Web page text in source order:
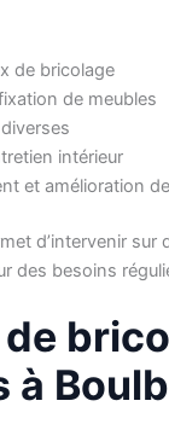
de bricolage
de meubles
intérieur
et amélioration
d’intervenir sur
des besoins
à